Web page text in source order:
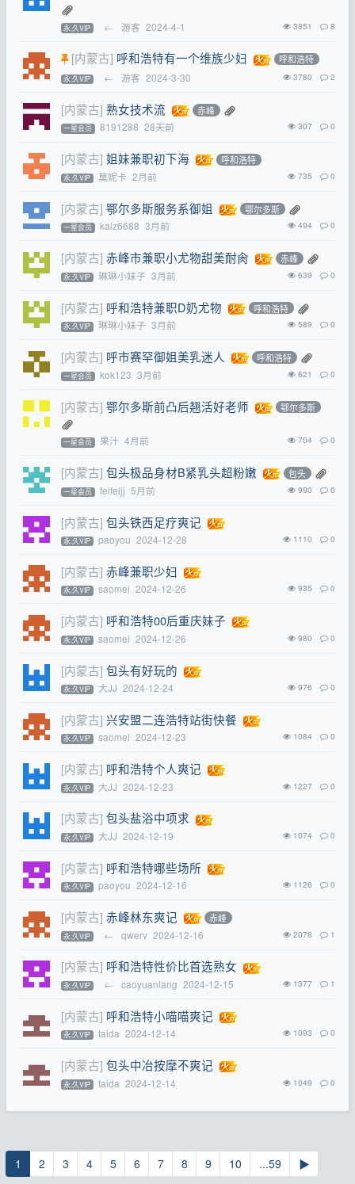
永.久VIP ← 游客 2024-4-1 3851 8
[内蒙古] 呼和浩特有一个维族少妇 呼和浩特
永.久VIP ← 游客 2024-3-30 3780 2
[内蒙古] 熟女技术流 赤峰
一星会员 8191288 28天前 307 0
[内蒙古] 姐妹兼职初下海 呼和浩特
永.久VIP 莫妮卡 2月前 735 0
[内蒙古] 鄂尔多斯服务系御姐 鄂尔多斯
一星会员 kaiz6688 3月前 494 0
[内蒙古] 赤峰市兼职小尤物甜美耐肏 赤峰
永.久VIP 琳琳小妹子 3月前 639 0
[内蒙古] 呼和浩特兼职D奶尤物 呼和浩特
永.久VIP 琳琳小妹子 3月前 589 0
[内蒙古] 呼市赛罕御姐美乳迷人 呼和浩特
一星会员 kok123 3月前 621 0
[内蒙古] 鄂尔多斯前凸后翘活好老师 鄂尔多斯
一星会员 果汁 4月前 704 0
[内蒙古] 包头极品身材B紧乳头超粉嫩 包头
一星会员 feifeijj 5月前 990 0
[内蒙古] 包头铁西足疗爽记
永.久VIP paoyou 2024-12-28 1110 0
[内蒙古] 赤峰兼职少妇
永.久VIP saomei 2024-12-26 935 0
[内蒙古] 呼和浩特00后重庆妹子
永.久VIP saomei 2024-12-26 980 0
[内蒙古] 包头有好玩的
永.久VIP 大JJ 2024-12-24 976 0
[内蒙古] 兴安盟二连浩特站街快餐
永.久VIP saomei 2024-12-23 1084 0
[内蒙古] 呼和浩特个人爽记
永.久VIP 大JJ 2024-12-23 1227 0
[内蒙古] 包头盐浴中项求
永.久VIP 大JJ 2024-12-19 1074 0
[内蒙古] 呼和浩特哪些场所
永.久VIP paoyou 2024-12-16 1126 0
[内蒙古] 赤峰林东爽记 赤峰
永.久VIP ← qwerv 2024-12-16 2078 1
[内蒙古] 呼和浩特性价比首选熟女
永.久VIP ← caoyuanlang 2024-12-15 1377 1
[内蒙古] 呼和浩特小喵喵爽记
永.久VIP taida 2024-12-14 1093 0
[内蒙古] 包头中冶按摩不爽记
永.久VIP taida 2024-12-14 1049 0
1 2 3 4 5 6 7 8 9 10 ...59 ▶